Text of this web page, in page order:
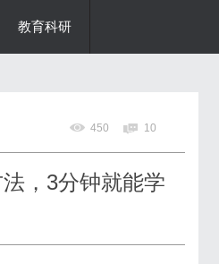
教育科研
450 10
，3分钟就能学